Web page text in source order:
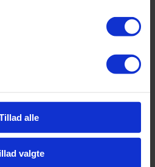
alle
valgte